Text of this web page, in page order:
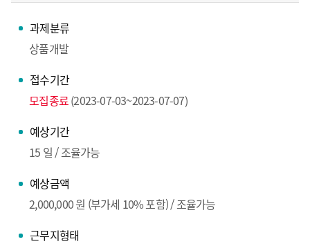
과제분류
상품개발
접수기간
모집종료 (2023-07-03~2023-07-07)
예상기간
15 일 / 조율가능
예상금액
2,000,000 원 (부가세 10% 포함) / 조율가능
근무지형태